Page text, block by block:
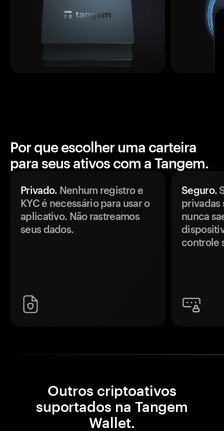
Por que escolher uma carteira
para seus ativos com a Tangem.
Privado. Nenhum registro e
KYC é necessário para usar o
aplicativo. Não rastreamos
seus dados.
Seguro.
privadas
nunca
controle
Outros criptoativos
suportados na Tangem
Wallet.